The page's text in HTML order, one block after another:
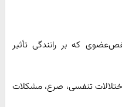
که بر رانندگی تأثیر
تنفسی، صرع، مشکلات